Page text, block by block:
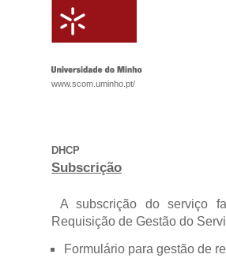
www.scom.uminho.pt/
DHCP
Subscrição
A subscrição do serviço
Requisição de Gestão do
Formulário para gestão de